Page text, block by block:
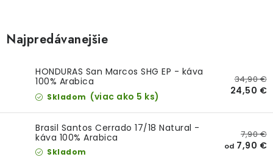
SIRUPY
BENTIANNA
Ako vybrať kávu Kde kúpim kávu
Veľkoobchod
Kontakt
Blog o káve
Kávový catering
Káva pre firmy
Najpredávanejšie
HONDURAS San Marcos SHG EP - káva
100% Arabica
Skladom (viac ako 5 ks)
34,90 €
24,50 €
Brasil Santos Cerrado 17/18 Natural -
káva 100% Arabica
Skladom
7,90 €
od 7,90 €